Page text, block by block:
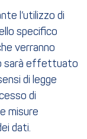
l’utilizzo di
specifico
verranno
sarà effettuato
di legge
di
misure
dati.